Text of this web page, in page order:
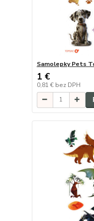
Samolepky Pets
1 €
0,81 € bez DPH